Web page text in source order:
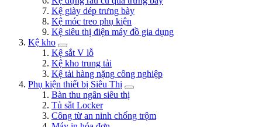
Kệ giày dép trưng bày
Kệ móc treo phụ kiện
Kệ siêu thị điện máy đồ gia dụng
Kệ kho
Kệ sắt V lỗ
Kệ kho trung tải
Kệ tải hàng nặng công nghiệp
Phụ kiện thiết bị Siêu Thị
Bàn thu ngân siêu thị
Tủ sắt Locker
Công từ an ninh chống trộm